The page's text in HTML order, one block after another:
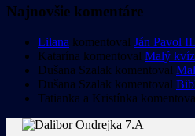
Najnovšie komentáre
Lilana komentoval Ján Pavol
Katarína komentoval Malý kvíz
Dušana Szalak komentoval
Dušana Szalak komentoval
Tatianka a Kristínka